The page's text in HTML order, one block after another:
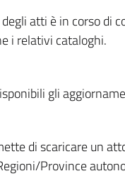
atti è in corso di
i relativi cataloghi.
gli
di scaricare un
Province